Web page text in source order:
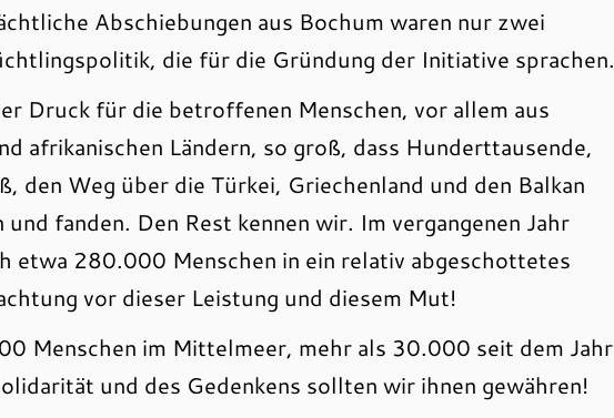
Abschiebungen aus Bochum waren nur zwei
die für die Gründung der Initiative sprachen.
Druck für die betroffenen Menschen, vor allem aus
afrikanischen Ländern, so groß, dass Hunderttausende,
den Weg über die Türkei, Griechenland und den Balkan
fanden. Den Rest kennen wir. Im vergangenen Jahr
etwa 280.000 Menschen in ein relativ abgeschottetes
vor dieser Leistung und diesem Mut!
Menschen im Mittelmeer, mehr als 30.000 seit dem Jahr
und des Gedenkens sollten wir ihnen gewähren!